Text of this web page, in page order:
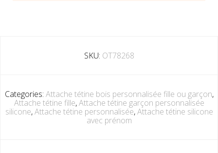
SKU: OT78268
Categories: Attache tétine bois personnalisée fille ou garçon,
Attache tétine fille,Attache tétine garçon personnalisée
silicone,Attache tétine personnalisée,Attache tétine silicone
avec prénom